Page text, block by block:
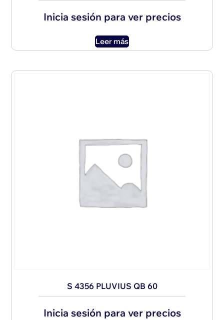
Inicia sesión para ver precios
Leer más
S 4356 PLUVIUS QB 60
Inicia sesión para ver precios